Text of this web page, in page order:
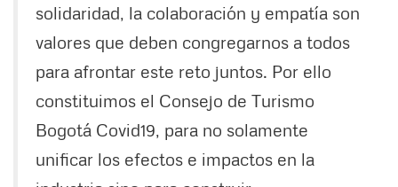
solidaridad, la colaboración y empatía son
valores que deben congregarnos a todos
para afrontar este reto juntos. Por ello
constituimos el Consejo de Turismo
Bogotá Covid19, para no solamente
unificar los efectos e impactos en la